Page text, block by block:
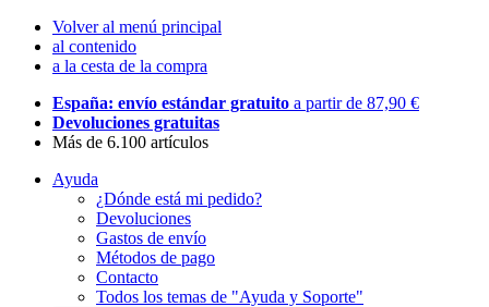
Volver al menú principal
al contenido
a la cesta de la compra
España: envío estándar gratuito a partir de 87,90 €
Devoluciones gratuitas
Más de 6.100 artículos
Ayuda
¿Dónde está mi pedido?
Devoluciones
Gastos de envío
Métodos de pago
Contacto
Todos los temas de "Ayuda y Soporte"